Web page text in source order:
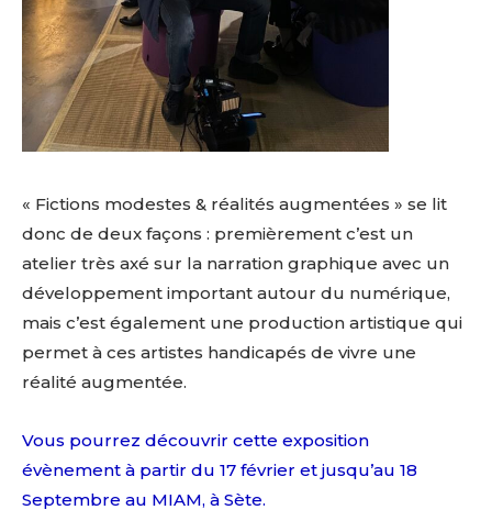
Statut / Organisation
J'accepte lestermes et conditions
Nom
Prénom
J'accepte les termes et conditions
* Champ obligatoire
« Fictions modestes & réalités augmentées » se lit
donc de deux façons : premièrement c’est un
atelier très axé sur la narration graphique avec un
développement important autour du numérique,
mais c’est également une production artistique qui
permet à ces artistes handicapés de vivre une
réalité augmentée.
Vous pourrez découvrir cette exposition
évènement à partir du 17 février et jusqu’au 18
Septembre au MIAM, à Sète.